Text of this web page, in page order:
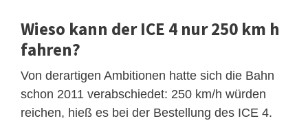
Wieso kann der ICE 4 nur 250 km h
fahren?
Von derartigen Ambitionen hatte sich die Bahn
schon 2011 verabschiedet: 250 km/h würden
reichen, hieß es bei der Bestellung des ICE 4.